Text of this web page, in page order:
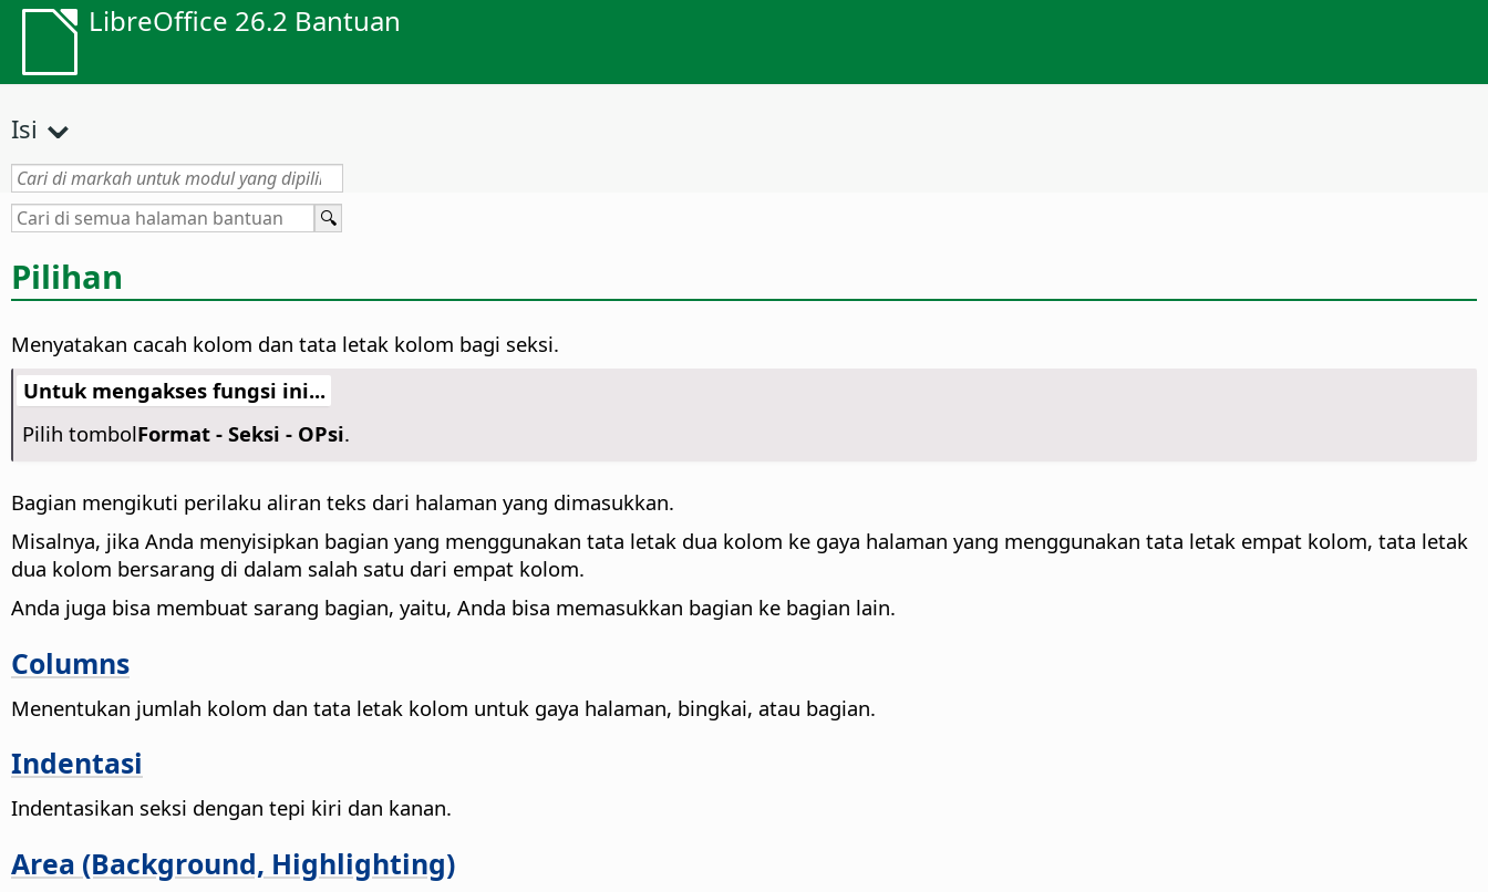
LibreOffice 26.2 Bantuan
Isi
Pilihan
Menyatakan cacah kolom dan tata letak kolom bagi seksi.
Untuk mengakses fungsi ini...
Pilih tombolFormat - Seksi - OPsi.
Bagian mengikuti perilaku aliran teks dari halaman yang dimasukkan.
Misalnya, jika Anda menyisipkan bagian yang menggunakan tata letak dua kolom ke gaya halaman yang menggunakan tata letak empat kolom, tata letak
dua kolom bersarang di dalam salah satu dari empat kolom.
Anda juga bisa membuat sarang bagian, yaitu, Anda bisa memasukkan bagian ke bagian lain.
Columns
Menentukan jumlah kolom dan tata letak kolom untuk gaya halaman, bingkai, atau bagian.
Indentasi
Indentasikan seksi dengan tepi kiri dan kanan.
Area (Background, Highlighting)